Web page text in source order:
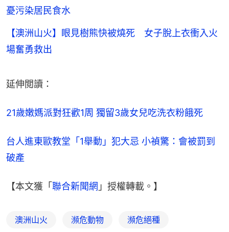
憂污染居民食水
【澳洲山火】眼見樹熊快被燒死 女子脫上衣衝入火
場奮勇救出
延伸閲讀：
21歲嫩媽派對狂歡1周 獨留3歲女兒吃洗衣粉餓死
台人進東歐教堂「1舉動」犯大忌 小禎驚：會被罰到
破產
【本文獲「聯合新聞網 」授權轉載。】
澳洲山火 瀕危動物 瀕危絕種